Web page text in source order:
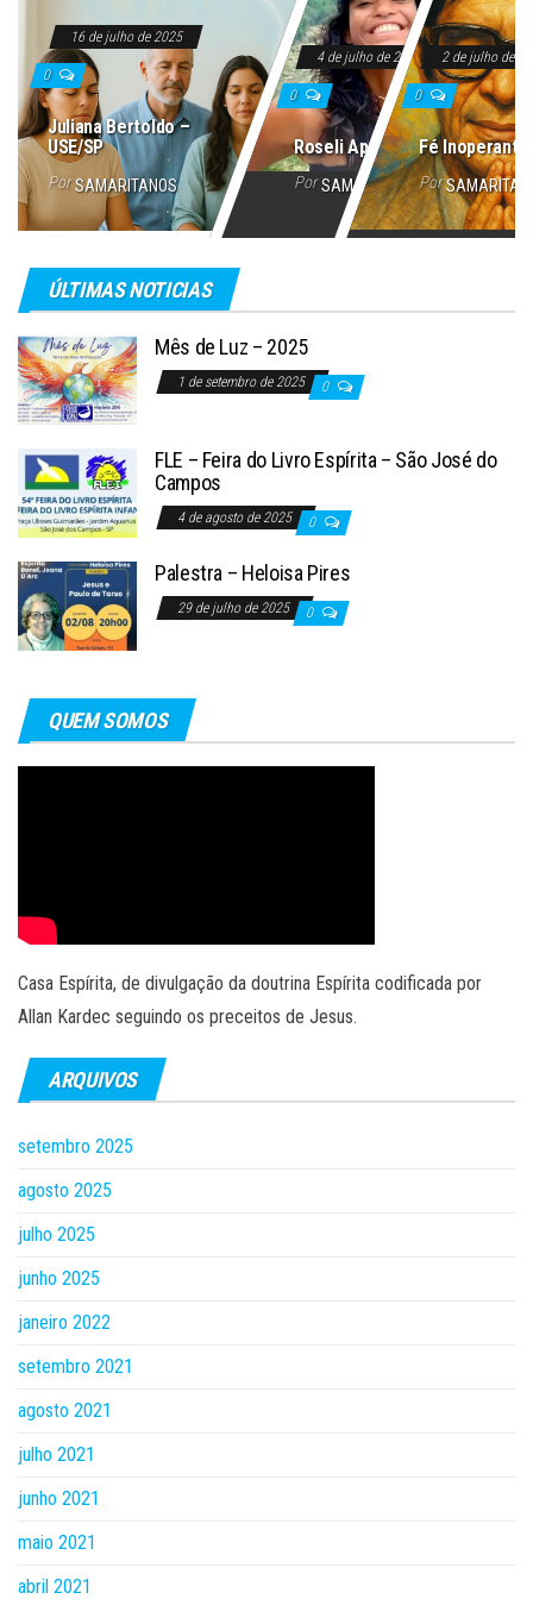
16 de julho de 2025
0
Juliana Bertoldo –
USE/SP
Por SAMARITANOS
4 de julho de 2025
0
Roseli Aparecida
Por SAMARITANOS
2 de julho de
0
Fé Inoperante
Por
ÚLTIMAS NOTICIAS
Mês de Luz – 2025
1 de setembro de 2025 0
FLE – Feira do Livro Espírita – São José do
Campos
4 de agosto de 2025 0
Palestra – Heloisa Pires
29 de julho de 2025 0
QUEM SOMOS
Casa Espírita, de divulgação da doutrina Espírita codificada por
Allan Kardec seguindo os preceitos de Jesus.
ARQUIVOS
setembro 2025
agosto 2025
julho 2025
junho 2025
janeiro 2022
setembro 2021
agosto 2021
julho 2021
junho 2021
maio 2021
abril 2021